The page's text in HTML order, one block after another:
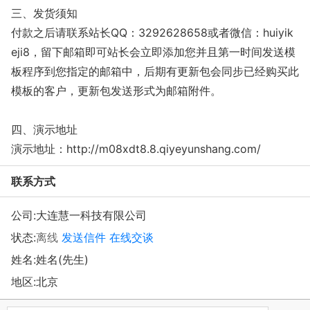
三、发货须知
付款之后请联系站长QQ：3292628658或者微信：huiyik
eji8，留下邮箱即可站长会立即添加您并且第一时间发送模
板程序到您指定的邮箱中，后期有更新包会同步已经购买此
模板的客户，更新包发送形式为邮箱附件。
四、演示地址
演示地址：http://m08xdt8.8.qiyeyunshang.com/
联系方式
公司:大连慧一科技有限公司
状态:离线 发送信件 在线交谈
姓名:姓名(先生)
地区:北京